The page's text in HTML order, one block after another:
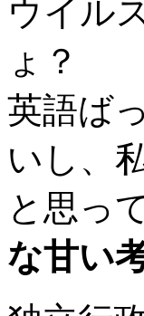
ウイル
ょ？
英語ば
いし、
と思っ
な甘い